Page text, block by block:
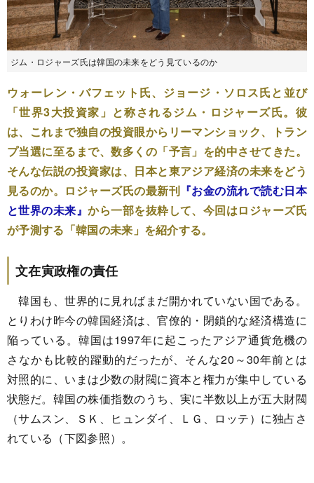
ジム・ロジャーズ氏は韓国の未来をどう見ているのか
ウォーレン・バフェット氏、ジョージ・ソロス氏と並び
「世界3大投資家」と称されるジム・ロジャーズ氏。彼
は、これまで独自の投資眼からリーマンショック、トラン
プ当選に至るまで、数多くの「予言」を的中させてきた。
そんな伝説の投資家は、日本と東アジア経済の未来をどう
見るのか。ロジャーズ氏の最新刊 『お金の流れで読む日本
と世界の未来』から一部を抜粋して、今回はロジャーズ氏
が予測する「韓国の未来」を紹介する。
文在寅政権の責任
韓国も、世界的に見ればまだ開かれていない国である。
とりわけ昨今の韓国経済は、官僚的・閉鎖的な経済構造に
陥っている。韓国は1997年に起こったアジア通貨危機の
さなかも比較的躍動的だったが、そんな20～30年前とは
対照的に、いまは少数の財閥に資本と権力が集中している
状態だ。韓国の株価指数のうち、実に半数以上が五大財閥
（サムスン、ＳＫ、ヒュンダイ、ＬＧ、ロッテ）に独占さ
れている（下図参照）。